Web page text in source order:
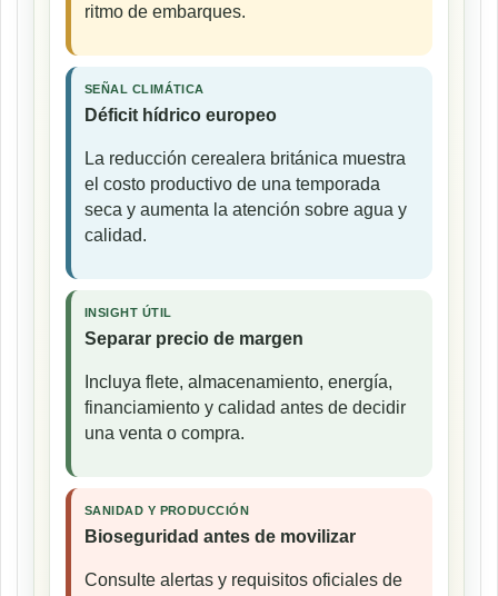
ritmo de embarques.
SEÑAL CLIMÁTICA
Déficit hídrico europeo
La reducción cerealera británica muestra
el costo productivo de una temporada
seca y aumenta la atención sobre agua y
calidad.
INSIGHT ÚTIL
Separar precio de margen
Incluya flete, almacenamiento, energía,
financiamiento y calidad antes de decidir
una venta o compra.
SANIDAD Y PRODUCCIÓN
Bioseguridad antes de movilizar
Consulte alertas y requisitos oficiales de